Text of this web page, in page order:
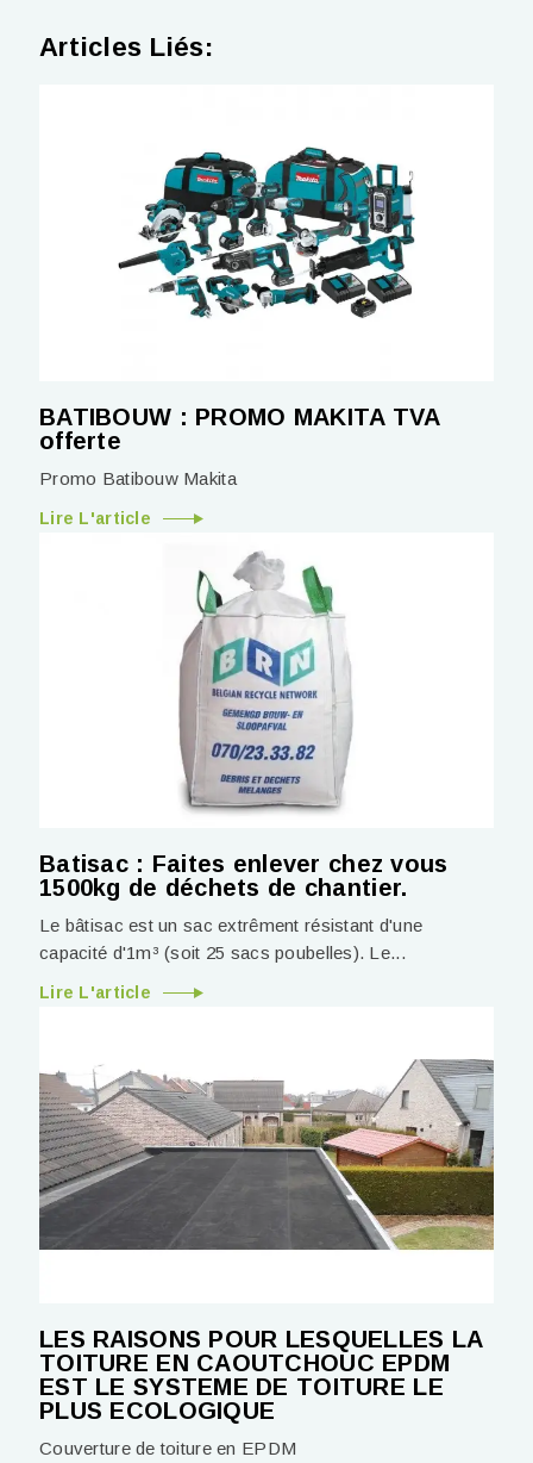
Articles Liés:
BATIBOUW : PROMO MAKITA TVA
offerte
Promo Batibouw Makita
Lire L'article
Batisac : Faites enlever chez vous
1500kg de déchets de chantier.
Le bâtisac est un sac extrêment résistant d'une
capacité d'1m³ (soit 25 sacs poubelles). Le...
Lire L'article
LES RAISONS POUR LESQUELLES LA
TOITURE EN CAOUTCHOUC EPDM
EST LE SYSTEME DE TOITURE LE
PLUS ECOLOGIQUE
Couverture de toiture en EPDM